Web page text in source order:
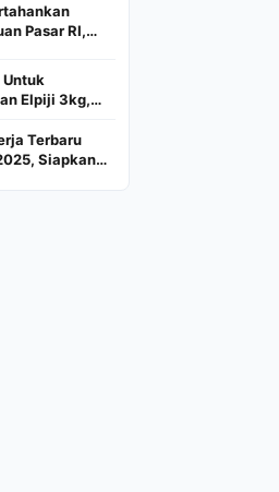
Pasar RI,
Untuk
Elpiji 3kg,
Terbaru
Siapkan